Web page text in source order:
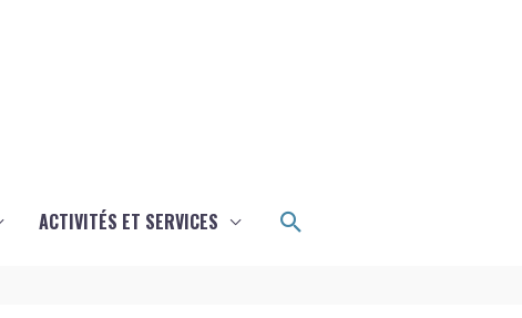
ACTIVITÉS ET SERVICES Rechercher